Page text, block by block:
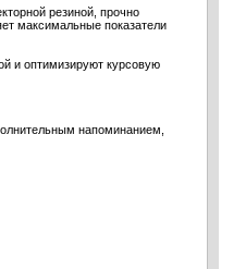
резиной, прочно
максимальные показатели
и оптимизируют курсовую
напоминанием,